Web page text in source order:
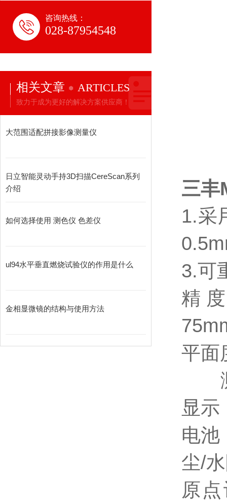
咨询热线：
028-87954548
相关文章 ARTICLES
致力于成为更好的解决方案供应商！
大范围适配拼接影像测量仪
日立智能灵动手持3D扫描CereScan系列
介绍
如何选择使用 测色仪 色差仪
ul94水平垂直燃烧试验仪的作用是什么
金相显微镜的结构与使用方法
三丰
1.采
3.可
精
平面
显示
电池
尘/
原